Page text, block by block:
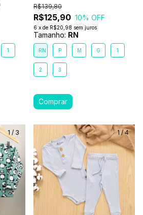
1
R$125,90
R$139,80
10% OFF
6 x de R$20,98 sem juros
Tamanho: RN
RN P M G 1
2 3
1 / 3 1 /4